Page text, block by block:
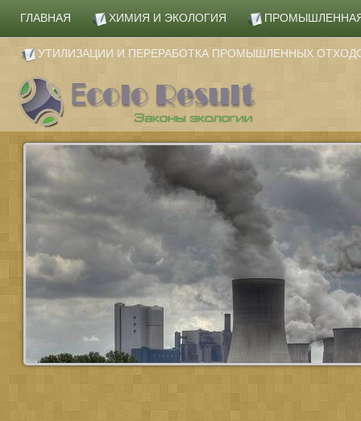
ГЛАВНАЯ ХИМИЯ И ЭКОЛОГИЯ
УТИЛИЗАЦИИ И ПЕРЕРАБОТКА ПРОМЫШЛЕННЫХ